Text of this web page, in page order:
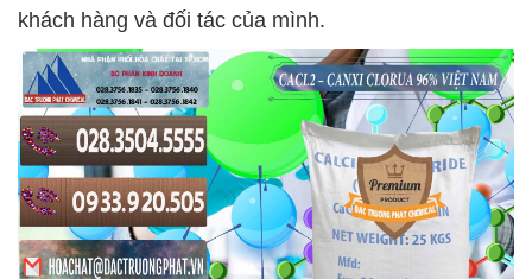
khách hàng và đối tác của mình.